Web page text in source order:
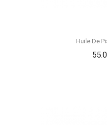
Huile De